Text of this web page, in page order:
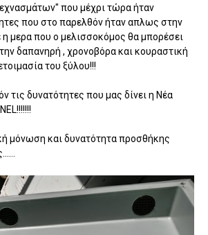
που μέχρι τώρα ήταν
που στο παρελθόν ήταν απλως στην
μερα που ο μελισσοκόμος θα μπορέσει
δαπανηρή , χρονοβόρα και κουραστική
του ξύλου!!!
τις δυνατότητες που μας δίνει η Νέα
μόνωση και δυνατότητα προσθήκης